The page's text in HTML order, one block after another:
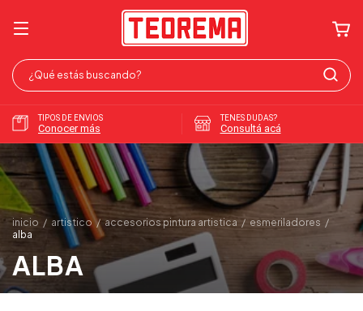
TIPOS DE ENVIOS
Conocer más
TENES DUDAS?
Consultá acá
inicio / artistico / accesorios pintura artistica / esmeriladores /
alba
ALBA